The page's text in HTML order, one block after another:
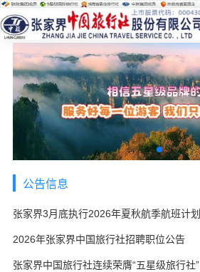
公告信息
张家界3月底执行2026年夏秋航季航班计划
2026年张家界中国旅行社招聘职位公告
张家界中国旅行社连续荣膺“五星级旅行社”